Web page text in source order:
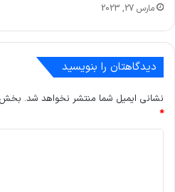
مارس 27, 2023
دیدگاهتان را بنویسید
نشانی ایمیل شما منتشر نخواهد شد.
*